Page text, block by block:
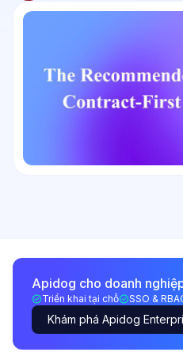
Apidog cho doanh
Triển khai tại chỗ SSO &
Khám phá Apidog